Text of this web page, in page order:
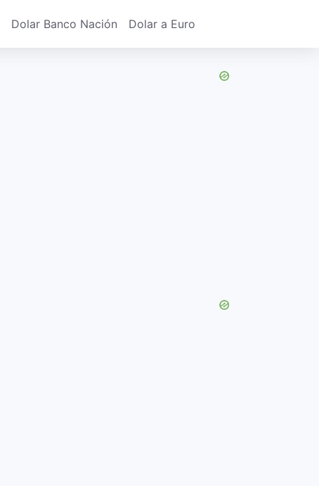
Dolar Banco Nación Dolar a Euro